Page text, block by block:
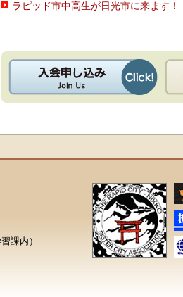
ラピッド市中高生が日光市に来ます！
課内）